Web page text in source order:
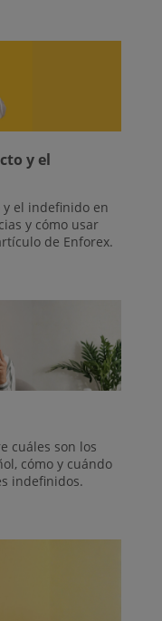
y el
el indefinido en
y cómo usar
de Enforex.
cuáles son los
cómo y cuándo
indefinidos.